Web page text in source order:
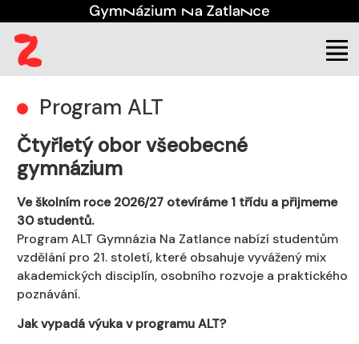
ALT(aktuální)
Program ALT
Čtyřletý obor všeobecné
gymnázium
Ve školním roce 2026/27 otevíráme 1 třídu a přijmeme
30 studentů.
Program ALT Gymnázia Na Zatlance nabízí studentům
vzdělání pro 21. století, které obsahuje vyvážený mix
akademických disciplín, osobního rozvoje a praktického
poznávání.
Jak vypadá výuka v programu ALT?